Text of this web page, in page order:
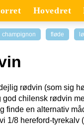
Hovedret
champignon fløde
rødvin (som sig
god chilensk rødvin
finde en alternativ
1/8 hereford-tyrekalv (